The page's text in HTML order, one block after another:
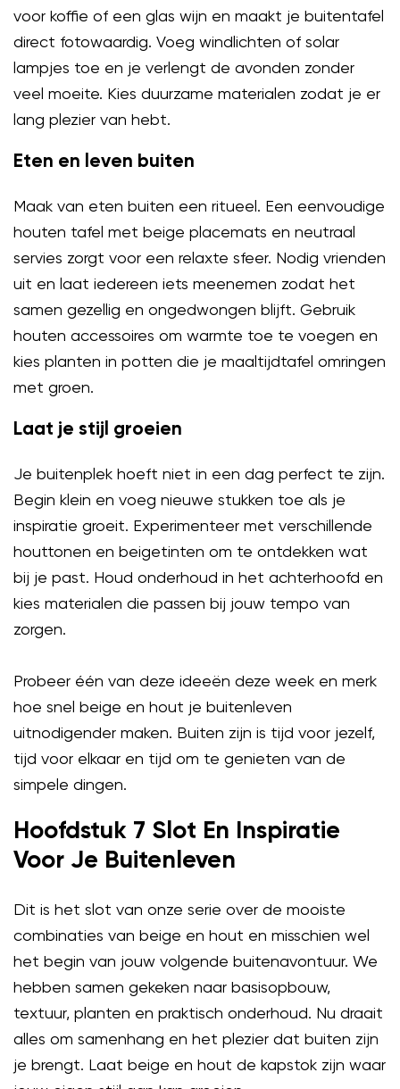
voor koffie of een glas wijn en maakt je buitentafel
direct fotowaardig. Voeg windlichten of solar
lampjes toe en je verlengt de avonden zonder
veel moeite. Kies duurzame materialen zodat je er
lang plezier van hebt.
Eten en leven buiten
Maak van eten buiten een ritueel. Een eenvoudige
houten tafel met beige placemats en neutraal
servies zorgt voor een relaxte sfeer. Nodig vrienden
uit en laat iedereen iets meenemen zodat het
samen gezellig en ongedwongen blijft. Gebruik
houten accessoires om warmte toe te voegen en
kies planten in potten die je maaltijdtafel omringen
met groen.
Laat je stijl groeien
Je buitenplek hoeft niet in een dag perfect te zijn.
Begin klein en voeg nieuwe stukken toe als je
inspiratie groeit. Experimenteer met verschillende
houttonen en beigetinten om te ontdekken wat
bij je past. Houd onderhoud in het achterhoofd en
kies materialen die passen bij jouw tempo van
zorgen.
Probeer één van deze ideeën deze week en merk
hoe snel beige en hout je buitenleven
uitnodigender maken. Buiten zijn is tijd voor jezelf,
tijd voor elkaar en tijd om te genieten van de
simpele dingen.
Hoofdstuk 7 Slot En Inspiratie
Voor Je Buitenleven
Dit is het slot van onze serie over de mooiste
combinaties van beige en hout en misschien wel
het begin van jouw volgende buitenavontuur. We
hebben samen gekeken naar basisopbouw,
textuur, planten en praktisch onderhoud. Nu draait
alles om samenhang en het plezier dat buiten zijn
je brengt. Laat beige en hout de kapstok zijn waar